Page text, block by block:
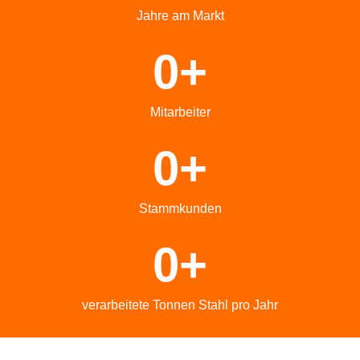
Jahre am Markt
Mitarbeiter
0+
Stammkunden
0+
verarbeitete Tonnen Stahl pro Jahr
0+